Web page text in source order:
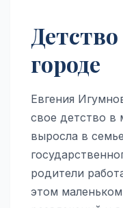
городе
Евгения
свое детство в
выросла в
родители
этом